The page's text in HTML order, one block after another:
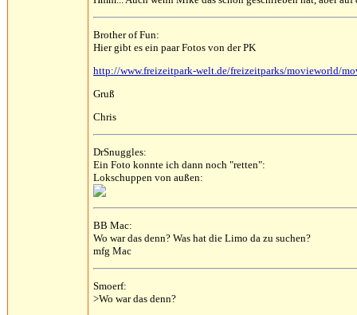
Brother of Fun:
Hier gibt es ein paar Fotos von der PK
http://www.freizeitpark-welt.de/freizeitparks/movieworld/
Gruß
Chris
DrSnuggles:
Ein Foto konnte ich dann noch "retten":
Lokschuppen von außen:
BB Mac:
Wo war das denn? Was hat die Limo da zu suchen?
mfg Mac
Smoerf:
>Wo war das denn?